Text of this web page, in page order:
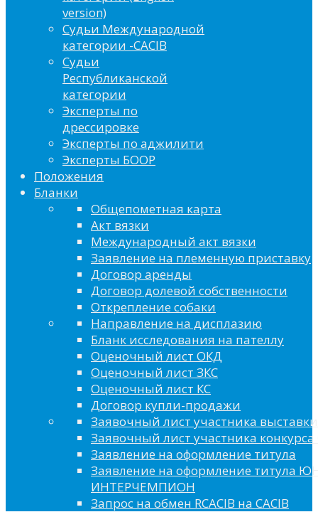
version)
Судьи Международной
категории -CACIB
Судьи
Республиканской
категории
Эксперты по
дрессировке
Эксперты по аджилити
Эксперты БООР
Положения
Бланки
Общепометная карта
Акт вязки
Международный акт вязки
Заявление на племенную приставку
Договор аренды
Договор долевой собственности
Открепление собаки
Направление на дисплазию
Бланк исследования на пателлу
Оценочный лист ОКД
Оценочный лист ЗКС
Оценочный лист КС
Договор купли-продажи
Заявочный лист участника выставки
Заявочный лист участника конкурса
Заявление на оформление титула
Заявление на оформление титула
ИНТЕРЧЕМПИОН
Запрос на обмен RCACIB на CACIB